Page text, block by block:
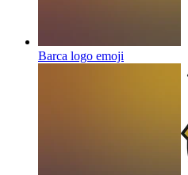
Barca logo emoji